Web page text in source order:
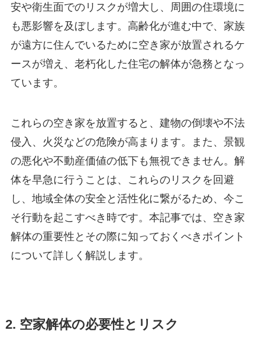
安や衛生面でのリスクが増大し、周囲の住環境に
も悪影響を及ぼします。高齢化が進む中で、家族
が遠方に住んでいるために空き家が放置されるケ
ースが増え、老朽化した住宅の解体が急務となっ
ています。
これらの空き家を放置すると、建物の倒壊や不法
侵入、火災などの危険が高まります。また、景観
の悪化や不動産価値の低下も無視できません。解
体を早急に行うことは、これらのリスクを回避
し、地域全体の安全と活性化に繋がるため、今こ
そ行動を起こすべき時です。本記事では、空き家
解体の重要性とその際に知っておくべきポイント
について詳しく解説します。
2. 空家解体の必要性とリスク